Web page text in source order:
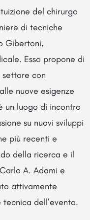
del chirurgo
di tecniche
Gibertoni,
Esso propone di
con
nuove esigenze
un luogo di incontro
su nuovi sviluppi
più recenti e
della ricerca e il
A. Adami e
attivamente
dell’evento.